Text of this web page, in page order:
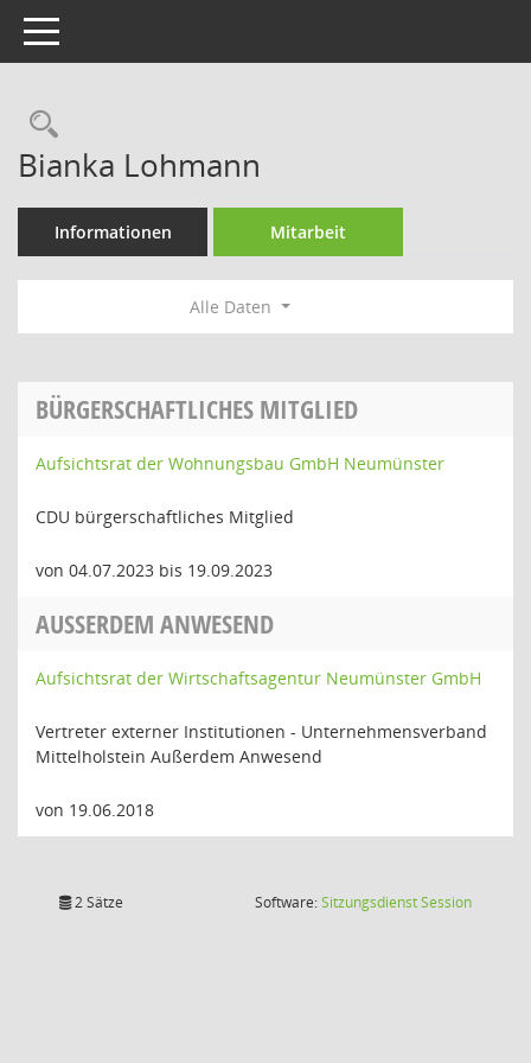
Toggle navigation
Rechercheauswahl
Bianka Lohmann
Informationen Mitarbeit
Alle Daten
BÜRGERSCHAFTLICHES MITGLIED
Aufsichtsrat der Wohnungsbau GmbH Neumünster
CDU bürgerschaftliches Mitglied
von 04.07.2023 bis 19.09.2023
AUSSERDEM ANWESEND
Aufsichtsrat der Wirtschaftsagentur Neumünster GmbH
Vertreter externer Institutionen - Unternehmensverband
Mittelholstein Außerdem Anwesend
von 19.06.2018
2 Sätze Software:SitzungsdienstSession(Wird in